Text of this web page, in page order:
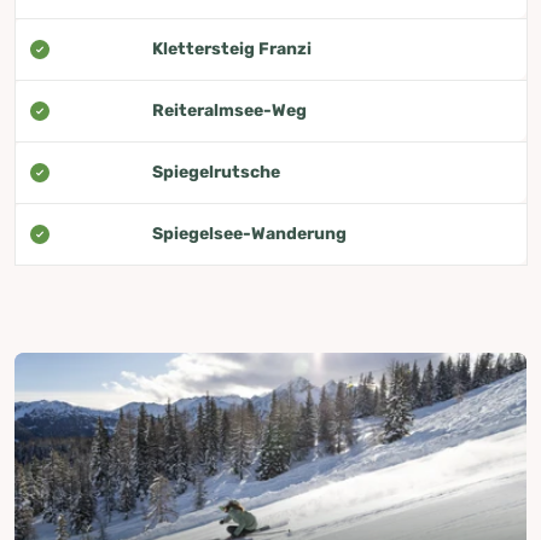
Klettersteig Franzi
Reiteralmsee-Weg
Spiegelrutsche
Spiegelsee-Wanderung